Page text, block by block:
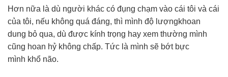
Hơn nữa là dù người khác có đụng chạm vào cái tôi và cái
của tôi, nếu không quá đáng, thì mình độ lượngkhoan
dung bỏ qua, dù được kính trọng hay xem thường mình
cũng hoan hỷ không chấp. Tức là mình sẽ bớt bực
mình khổ não.